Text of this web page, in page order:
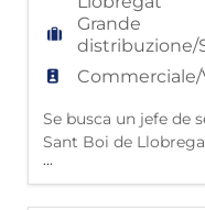
Grande
distribuzione/
Se busca un jefe de
Sant Boi de
reportará
tienda.
...